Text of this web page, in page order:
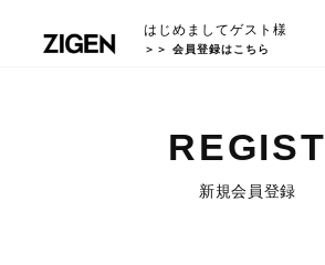
はじめましてゲスト様
＞＞ 会員登録はこちら
REGIST
新規会員登録